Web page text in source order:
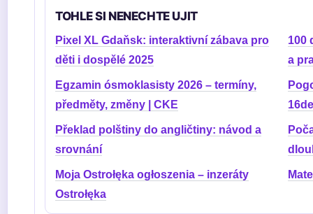
TOHLE SI NENECHTE UJIT
Pixel XL Gdaňsk: interaktivní zábava pro
děti i dospělé 2025
100
a
Egzamin ósmoklasisty 2026 – termíny,
předměty, změny | CKE
Překlad polštiny do angličtiny: návod a
srovnání
Moja Ostrołęka ogłoszenia – inzeráty
Ostrołęka